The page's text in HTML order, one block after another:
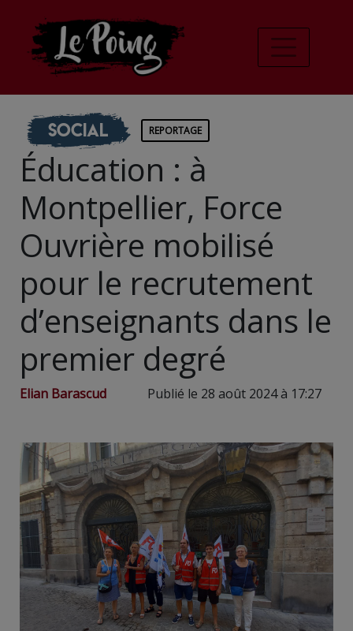
Social REPORTAGE
Éducation : à
Montpellier, Force
Ouvrière mobilisé
pour le recrutement
d’enseignants dans le
premier degré
Elian Barascud Publié le 28 août 2024 à 17:27